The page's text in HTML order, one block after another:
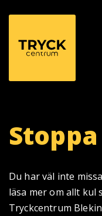
Du har väl inte
läsa mer om allt kul
Tryckcentrum